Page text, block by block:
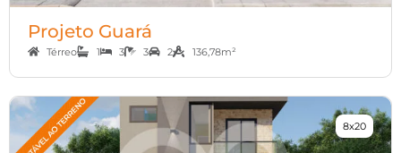
Projeto Guará
Térreo 1 3 3 2 136,78m²
8x20